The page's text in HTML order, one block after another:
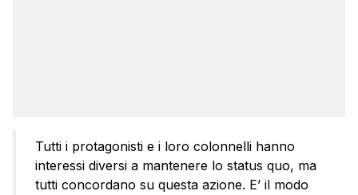
Tutti i protagonisti e i loro colonnelli hanno
interessi diversi a mantenere lo status quo, ma
tutti concordano su questa azione. E’ il modo